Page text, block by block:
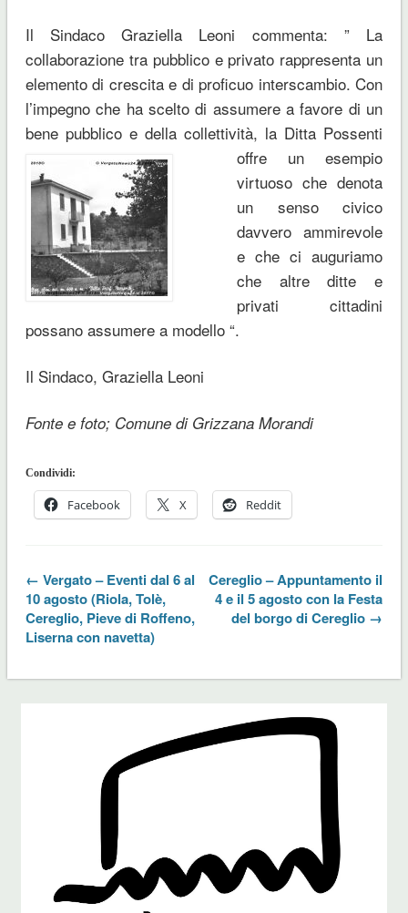
Il Sindaco Graziella Leoni commenta: ” La
collaborazione tra pubblico e privato rappresenta un
elemento di crescita e di proficuo interscambio. Con
l’impegno che ha scelto di assumere a favore di un
bene pubblico e della collettività, la Ditta Possenti
offre un esempio
virtuoso che denota
un senso civico
davvero ammirevole
e che ci auguriamo
che altre ditte e
privati cittadini
possano assumere a modello “.
Il Sindaco, Graziella Leoni
Fonte e foto; Comune di Grizzana Morandi
Condividi:
Facebook X Reddit
← Vergato – Eventi dal 6 al
10 agosto (Riola, Tolè,
Cereglio, Pieve di Roffeno,
Liserna con navetta)
Cereglio – Appuntamento il
4 e il 5 agosto con la Festa
del borgo di Cereglio →